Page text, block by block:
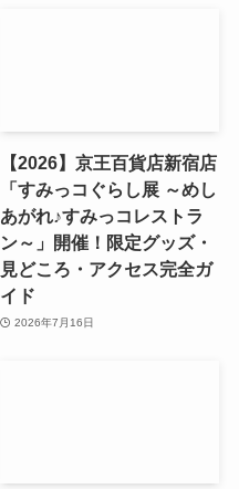
【2026】京王百貨店新宿店
「すみっコぐらし展 ～めし
あがれ♪すみっコレストラ
ン～」開催！限定グッズ・
見どころ・アクセス完全ガ
イド
2026年7月16日